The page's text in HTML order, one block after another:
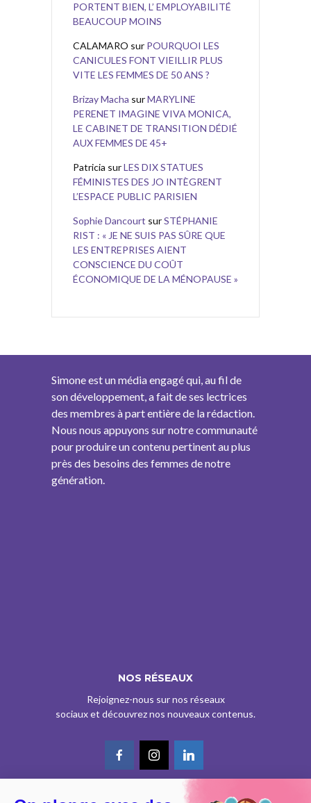
PORTENT BIEN, L’ EMPLOYABILITÉ
BEAUCOUP MOINS
CALAMARO sur POURQUOI LES
CANICULES FONT VIEILLIR PLUS
VITE LES FEMMES DE 50 ANS ?
Brizay Macha surMARYLINE
PERENET IMAGINE VIVA MONICA,
LE CABINET DE TRANSITION DÉDIÉ
AUX FEMMES DE 45+
Patricia surLES DIX STATUES
FÉMINISTES DES JO INTÈGRENT
L’ESPACE PUBLIC PARISIEN
Sophie Dancourt surSTÉPHANIE
RIST : « JE NE SUIS PAS SÛRE QUE
LES ENTREPRISES AIENT
CONSCIENCE DU COÛT
ÉCONOMIQUE DE LA MÉNOPAUSE »
Simone est un média engagé qui, au fil de
son développement, a fait de ses lectrices
des membres à part entière de la rédaction.
Nous nous appuyons sur notre communauté
pour produire un contenu pertinent au plus
près des besoins des femmes de notre
génération.
NOS RÉSEAUX
Rejoignez-nous sur nos réseaux
sociaux et découvrez nos nouveaux contenus.